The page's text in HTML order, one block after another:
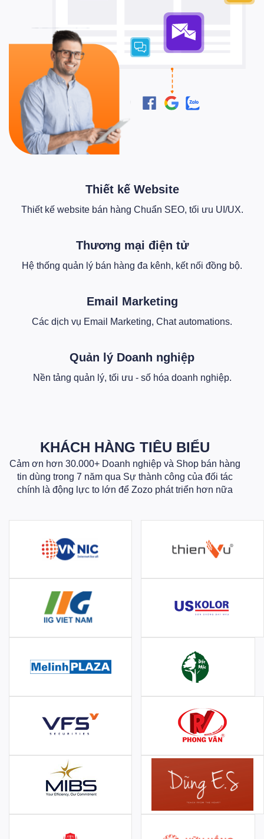
Thiết kế Website
Thiết kế website bán hàng Chuẩn SEO, tối ưu UI/UX.
Thương mại điện tử
Hệ thống quản lý bán hàng đa kênh, kết nối đồng bộ.
Email Marketing
Các dịch vụ Email Marketing, Chat automations.
Quản lý Doanh nghiệp
Nền tảng quản lý, tối ưu - số hóa doanh nghiệp.
KHÁCH HÀNG TIÊU BIỂU
Cảm ơn hơn 30.000+ Doanh nghiệp và Shop bán hàng
tin dùng trong 7 năm qua Sự thành công của đối tác
chính là động lực to lớn để Zozo phát triển hơn nữa